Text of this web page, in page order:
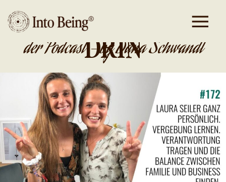
DA IST GOLD
DRIN
der Podcast - by Dana Schwandt